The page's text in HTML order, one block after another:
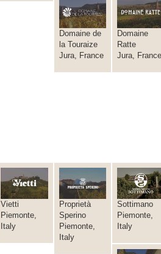
Domaine de
la Touraize
Jura, France
Domaine
Ratte
Jura,
Vietti
Piemonte,
Italy
Proprietà
Sperino
Piemonte,
Italy
Sottimano
Piemonte,
Italy